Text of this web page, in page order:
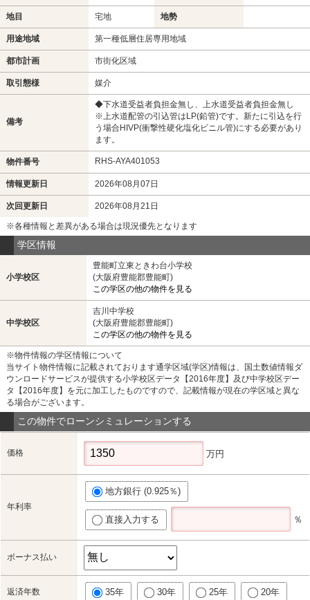
地目 宅地 地勢
用途地域 第一種低層住居専用地域
都市計画 市街化区域
取引態様 媒介
備考
◆下水道受益者負担金無し、上水道受益者負担金無し
※上水道配管の引込管はLP(鉛管)です。新たに引込を行
う場合HIVP(衝撃性硬化塩化ビニル管)にする必要があり
ます。
物件番号 RHS-AYA401053
情報更新日 2026年08月07日
次回更新日 2026年08月21日
※各種情報と差異がある場合は現況優先となります
学区情報
小学校区
豊能町立東ときわ台小学校
(大阪府豊能郡豊能町)
この学区の他の物件を見る
中学校区
吉川中学校
(大阪府豊能郡豊能町)
この学区の他の物件を見る
※物件情報の学区情報について
当サイト物件情報に記載されております通学区域(学区)情報は、国土数値情報ダ
ウンロードサービスが提供する小学校区データ【2016年度】及び中学校区デー
タ【2016年度】を元に加工したものですので、記載情報が現在の学区域と異な
る場合がございます。
この物件でローンシミュレーションする
価格 万円
年利率
地方銀行 (0.925％)
直接入力する ％
ボーナス払い
返済年数 35年 30年 25年 20年